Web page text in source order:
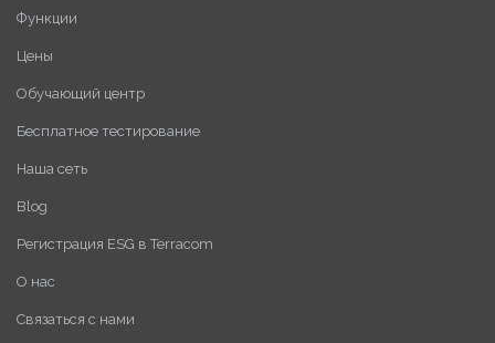
Функции
Цены
Обучающий центр
Бесплатное тестирование
Наша сеть
Blog
Регистрация ESG в Terracom
О нас
Связаться с нами